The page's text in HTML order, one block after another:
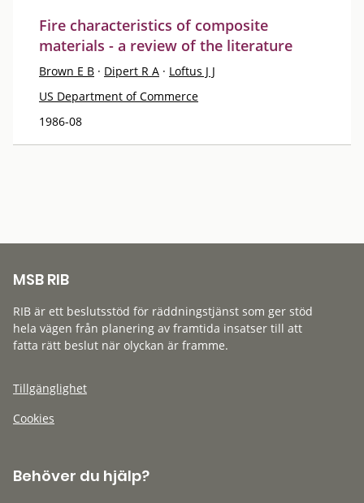
Fire characteristics of composite
materials - a review of the literature
Brown E B · Dipert R A · Loftus J J
US Department of Commerce
1986-08
MSB RIB
RIB är ett beslutsstöd för räddningstjänst som ger stöd
hela vägen från planering av framtida insatser till att
fatta rätt beslut när olyckan är framme.
Tillgänglighet
Cookies
Behöver du hjälp?